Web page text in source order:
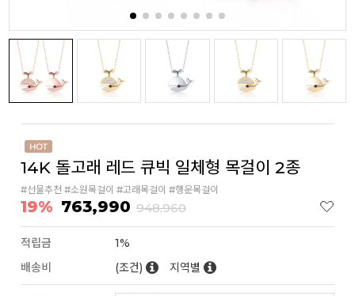
14K 돌고래 레드 큐빅 일체형 목걸이 2종
#선물추천 #소원목걸이 #고래목걸이 #행운목걸이
19% 763,990 948,960
적립금
1%
배송비
(조건) 지역별